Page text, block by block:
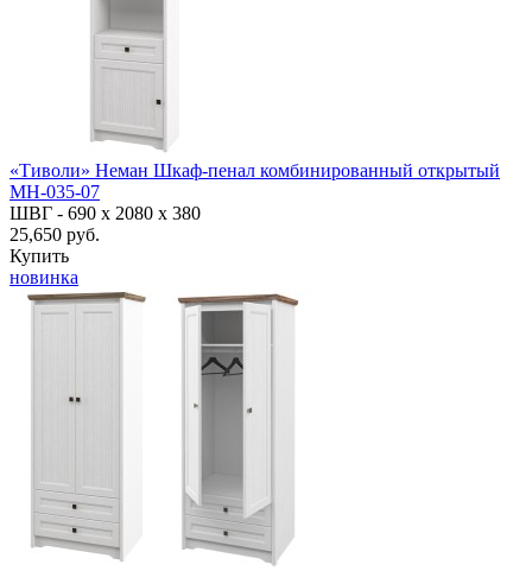
«Тиволи» Неман Шкаф-пенал комбинированный открытый
МН-035-07
ШВГ - 690 х 2080 х 380
25,650 руб.
Купить
новинка